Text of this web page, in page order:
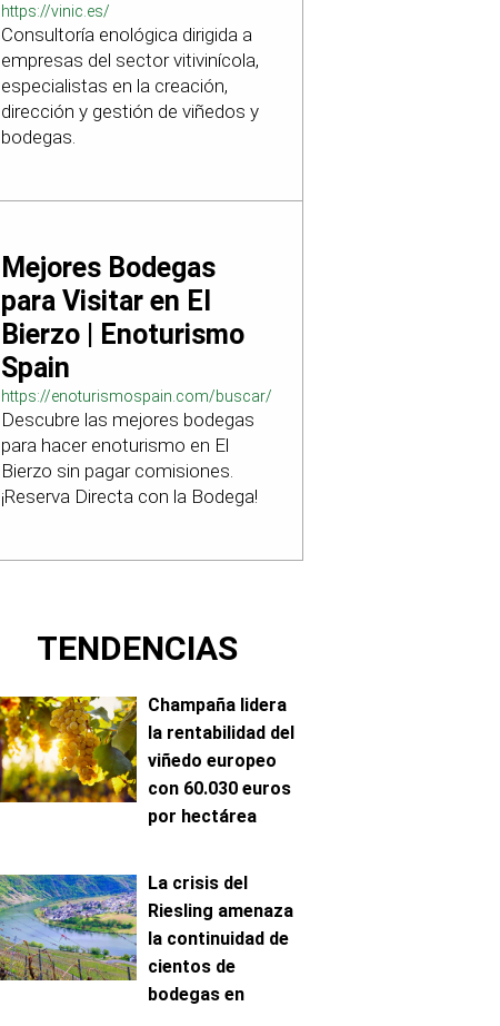
https://vinic.es/
Consultoría enológica dirigida a
empresas del sector vitivinícola,
especialistas en la creación,
dirección y gestión de viñedos y
bodegas.
Mejores Bodegas
para Visitar en El
Bierzo | Enoturismo
Spain
https://enoturismospain.com/buscar/ciudad-
visitar-bodegas-en-leon
Descubre las mejores bodegas
para hacer enoturismo en El
Bierzo sin pagar comisiones.
¡Reserva Directa con la Bodega!
TENDENCIAS
Champaña lidera
la rentabilidad del
viñedo europeo
con 60.030 euros
por hectárea
La crisis del
Riesling amenaza
la continuidad de
cientos de
bodegas en